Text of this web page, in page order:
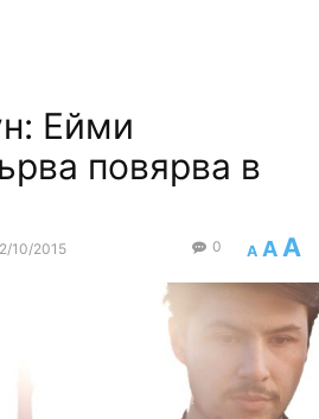
Ейми
повярва в
10/2015 A A A
0